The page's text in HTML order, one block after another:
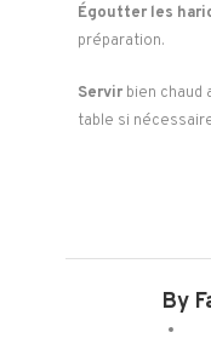
Égoutter les
préparation.
Servir bien chaud
table si
By